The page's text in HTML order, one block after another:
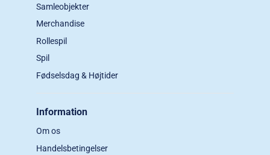
Samleobjekter
Merchandise
Rollespil
Spil
Fødselsdag & Højtider
Information
Om os
Handelsbetingelser